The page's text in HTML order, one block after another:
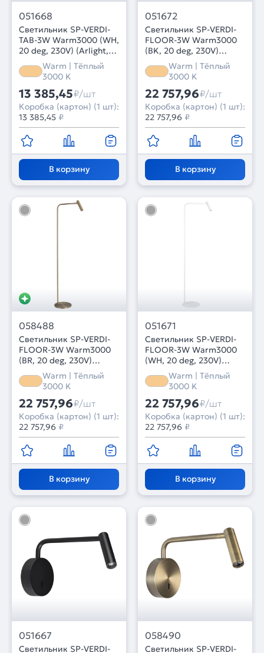
051668
Светильник SP-VERDI-
TAB-3W Warm3000 (WH,
20 deg, 230V) (Arlight,
IP20 Металл, 3 года)
Warm | Тёплый
3000 K
13 385,45₽/шт
Коробка (картон) (1 шт):
13 385,45 ₽
В корзину
051672
Светильник SP-VERDI-
FLOOR-3W Warm3000
(BK, 20 deg, 230V)
(Arlight, IP20 Металл, 3
года)
Warm | Тёплый
3000 K
22 757,96₽/шт
Коробка (картон) (1 шт):
22 757,96 ₽
В корзину
058488
Светильник SP-VERDI-
FLOOR-3W Warm3000
(BR, 20 deg, 230V)
(Arlight, IP20 Металл, 3
года)
Warm | Тёплый
3000 K
22 757,96₽/шт
Коробка (картон) (1 шт):
22 757,96 ₽
В корзину
051671
Светильник SP-VERDI-
FLOOR-3W Warm3000
(WH, 20 deg, 230V)
(Arlight, IP20 Металл, 3
года)
Warm | Тёплый
3000 K
22 757,96₽/шт
Коробка (картон) (1 шт):
22 757,96 ₽
В корзину
051667
Светильник SP-VERDI-
058490
Светильник SP-VERDI-